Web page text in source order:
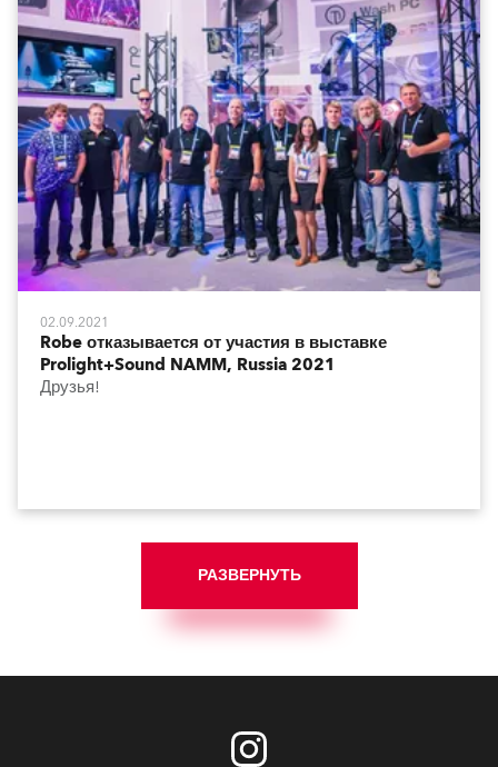
02.09.2021
Robe отказывается от участия в выставке
Prolight+Sound NAMM, Russia 2021
Друзья!
РАЗВЕРНУТЬ